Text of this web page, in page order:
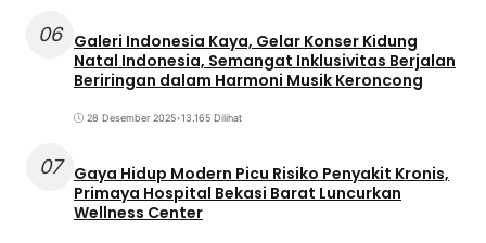
06 Galeri Indonesia Kaya, Gelar Konser Kidung
Natal Indonesia, Semangat Inklusivitas Berjalan
Beriringan dalam Harmoni Musik Keroncong
28 Desember 2025•13.165 Dilihat
07
Gaya Hidup Modern Picu Risiko Penyakit Kronis,
Primaya Hospital Bekasi Barat Luncurkan
Wellness Center